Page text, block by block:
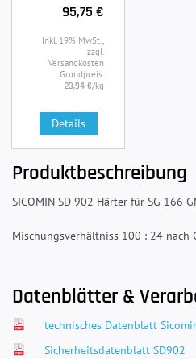
95,75 €
Inkl. 19% MwSt.,
zzgl.
Versandkosten
Grundpreis:
23,94 €/kg
Details
Produktbeschreibung
SICOMIN SD 902 Härter für SG 166
Mischungsverhältniss 100 : 24 nach
Datenblätter &
technisches Datenblatt
Sicherheitsdatenblatt SD902